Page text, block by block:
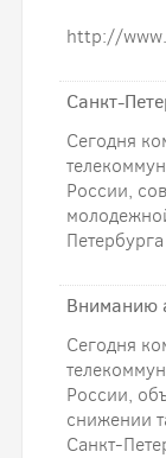
http://
Санкт-
Сегодня
России,
Вниманию
Сегодня
России,
снижении
Санкт-